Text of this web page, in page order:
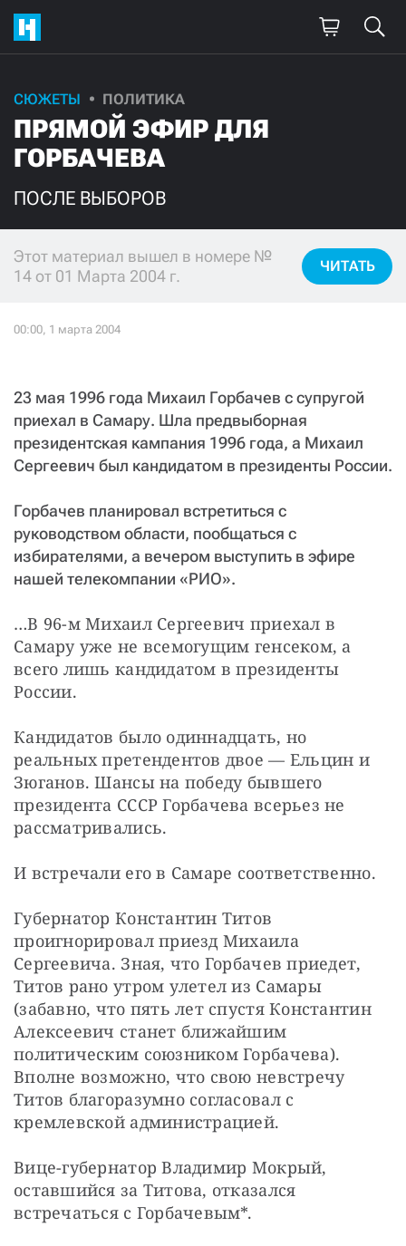
СЮЖЕТЫ ПОЛИТИКА
ПРЯМОЙ ЭФИР ДЛЯ
ГОРБАЧЕВА
ПОСЛЕ ВЫБОРОВ
Этот материал вышел в номере №
14 от 01 Марта 2004 г.
ЧИТАТЬ
23 мая 1996 года Михаил Горбачев с супругой
приехал в Самару. Шла предвыборная
президентская кампания 1996 года, а Михаил
Сергеевич был кандидатом в президенты России.
Горбачев планировал встретиться с
руководством области, пообщаться с
избирателями, а вечером выступить в эфире
нашей телекомпании «РИО».
…В 96-м Михаил Сергеевич приехал в
Самару уже не всемогущим генсеком, а
всего лишь кандидатом в президенты
России.
Кандидатов было одиннадцать, но
реальных претендентов двое — Ельцин и
Зюганов. Шансы на победу бывшего
президента СССР Горбачева всерьез не
рассматривались.
И встречали его в Самаре соответственно.
Губернатор Константин Титов
проигнорировал приезд Михаила
Сергеевича. Зная, что Горбачев приедет,
Титов рано утром улетел из Самары
(забавно, что пять лет спустя Константин
Алексеевич станет ближайшим
политическим союзником Горбачева).
Вполне возможно, что свою невстречу
Титов благоразумно согласовал с
кремлевской администрацией.
Вице-губернатор Владимир Мокрый,
оставшийся за Титова, отказался
встречаться с Горбачевым*.
Поддержите
нашу работу!
Ежемесячно
500 300
СТАТЬ СОУЧАСТНИКОМ
ПОДЕЛИТЬСЯ С ДРУЗЬЯМИ
Если у вас есть вопросы, пишите donate@novayagazeta.ruили